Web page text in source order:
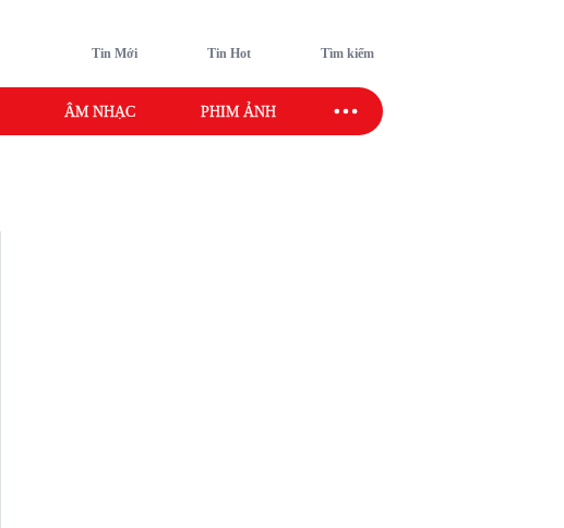
Tin Mới Tin Hot Tìm kiếm
ÂM NHẠC PHIM ẢNH SAO SPORT